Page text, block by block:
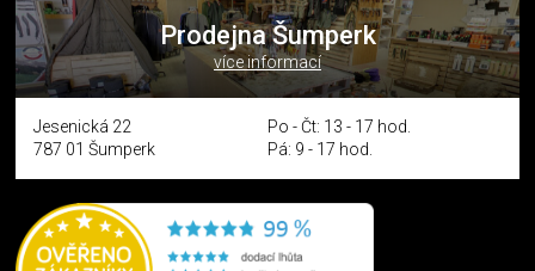
Prodejna Šumperk
více informací
Jesenická 22
787 01 Šumperk
Po - Čt: 13 - 17 hod.
Pá: 9 - 17 hod.